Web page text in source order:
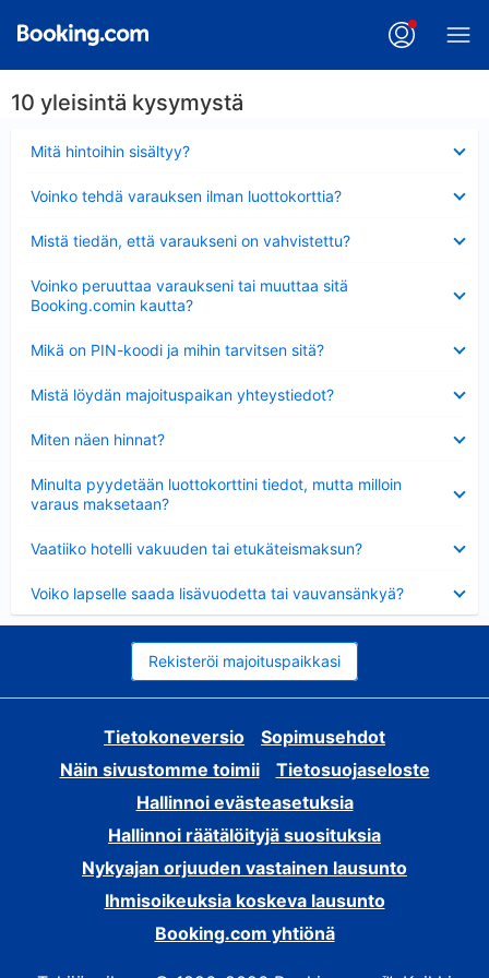
10 yleisintä kysymystä
Mitä hintoihin sisältyy?
Voinko tehdä varauksen ilman luottokorttia?
Mistä tiedän, että varaukseni on vahvistettu?
Voinko peruuttaa varaukseni tai muuttaa sitä
Booking.comin kautta?
Mikä on PIN-koodi ja mihin tarvitsen sitä?
Mistä löydän majoituspaikan yhteystiedot?
Miten näen hinnat?
Minulta pyydetään luottokorttini tiedot, mutta milloin
varaus maksetaan?
Vaatiiko hotelli vakuuden tai etukäteismaksun?
Voiko lapselle saada lisävuodetta tai vauvansänkyä?
Rekisteröi majoituspaikkasi
Tietokoneversio
Sopimusehdot
Näin sivustomme toimii
Tietosuojaseloste
Hallinnoi evästeasetuksia
Hallinnoi räätälöityjä suosituksia
Nykyajan orjuuden vastainen lausunto
Ihmisoikeuksia koskeva lausunto
Booking.com yhtiönä